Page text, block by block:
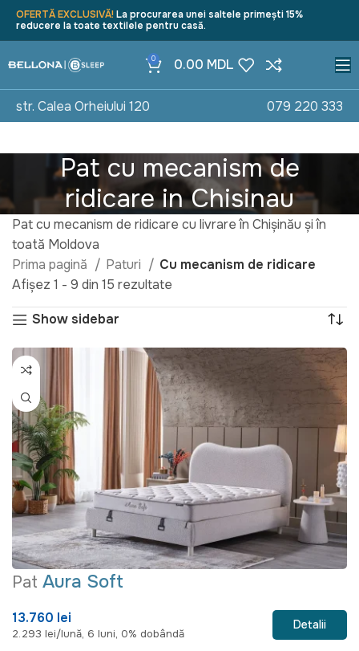
OFERTĂ EXCLUSIVĂ!La procurarea unei saltele primești 15%
reducere la toate textilele pentru casă.
0 0.00 MDL
str. Calea Orheiului 120 079 220 333
Pat cu mecanism de
ridicare in Chisinau
Pat cu mecanism de ridicare cu livrare în Chișinău și în
toată Moldova
Prima pagină
Paturi
Cu mecanism de ridicare
Afișez 1 - 9 din 15 rezultate
Show sidebar
Pat Aura Soft
13.760 lei
2.293 lei/lună, 6 luni, 0% dobândă
Detalii